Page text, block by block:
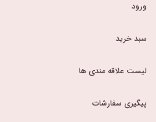
ورود
سبد خرید
لیست علاقه مندی ها
پیگیری سفارشات